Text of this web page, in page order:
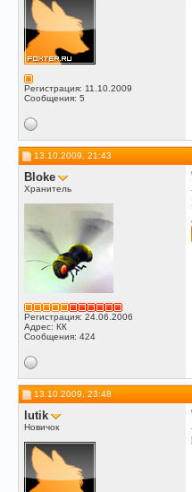
Регистрация: 11.10.2009
Сообщения: 5
13.10.2009, 21:43
Bloke
Хранитель
Регистрация: 24.06.2006
Адрес: КК
Сообщения: 424
13.10.2009, 23:48
lutik
Новичок